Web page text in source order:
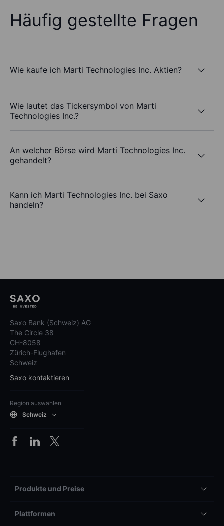
Häufig gestellte Fragen
Wie kaufe ich Marti Technologies Inc. Aktien?
Wie lautet das Tickersymbol von Marti
Technologies Inc.?
An welcher Börse wird Marti Technologies Inc.
gehandelt?
Kann ich Marti Technologies Inc. bei Saxo
handeln?
Saxo Bank (Schweiz) AG
The Circle 38
CH-8058
Zürich-Flughafen
Schweiz
Saxo kontaktieren
Region auswählen
Schweiz
Produkte und Preise
Plattformen